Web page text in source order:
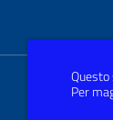
Questo
Per